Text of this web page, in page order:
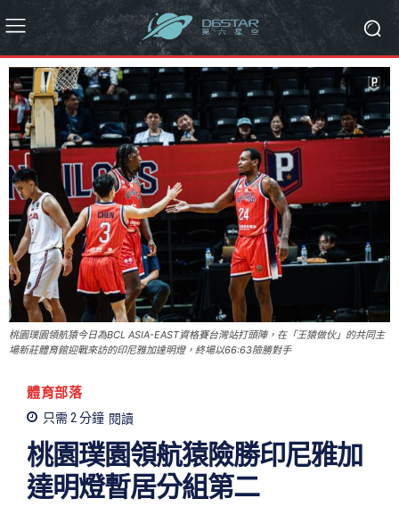
桃園璞園領航猿今日為BCL ASIA-EAST資格賽台灣站打頭陣，在「王猿做伙」的共同主
場新莊體育館迎戰來訪的印尼雅加達明燈，終場以66:63險勝對手
體育部落
只需 2分鐘 閱讀
桃園璞園領航猿險勝印尼雅加
達明燈暫居分組第二